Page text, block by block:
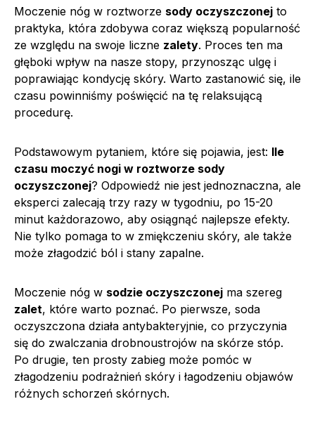
Moczenie nóg w roztworze sody oczyszczonej to
praktyka, która zdobywa coraz większą popularność
ze względu na swoje liczne zalety. Proces ten ma
głęboki wpływ na nasze stopy, przynosząc ulgę i
poprawiając kondycję skóry. Warto zastanowić się, ile
czasu powinniśmy poświęcić na tę relaksującą
procedurę.
Podstawowym pytaniem, które się pojawia, jest: Ile
czasu moczyć nogi w roztworze sody
oczyszczonej? Odpowiedź nie jest jednoznaczna, ale
eksperci zalecają trzy razy w tygodniu, po 15-20
minut każdorazowo, aby osiągnąć najlepsze efekty.
Nie tylko pomaga to w zmiękczeniu skóry, ale także
może złagodzić ból i stany zapalne.
Moczenie nóg w sodzie oczyszczonej ma szereg
zalet, które warto poznać. Po pierwsze, soda
oczyszczona działa antybakteryjnie, co przyczynia
się do zwalczania drobnoustrojów na skórze stóp.
Po drugie, ten prosty zabieg może pomóc w
złagodzeniu podrażnień skóry i łagodzeniu objawów
różnych schorzeń skórnych.